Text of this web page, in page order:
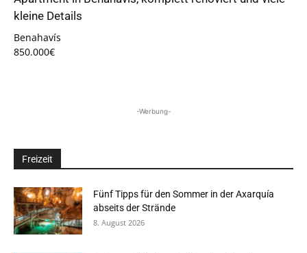
kleine Details
Benahavís
850.000€
-Werbung-
Freizeit
Fünf Tipps für den Sommer in der Axarquía
abseits der Strände
8. August 2026